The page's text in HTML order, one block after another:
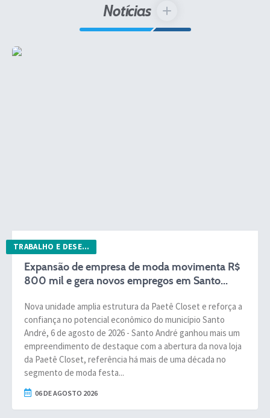
Lei de acesso à informação
Lista de Comorbidades
Sistema Colab
Autarquias
Notícias
TRABALHO E DESENV. ECONÔMICO
Expansão de empresa de moda movimenta R$
800 mil e gera novos empregos em Santo...
Nova unidade amplia estrutura da Paetê Closet e reforça a
confiança no potencial econômico do município Santo
André, 6 de agosto de 2026 - Santo André ganhou mais um
empreendimento de destaque com a abertura da nova loja
da Paetê Closet, referência há mais de uma década no
segmento de moda festa...
06 DE AGOSTO 2026